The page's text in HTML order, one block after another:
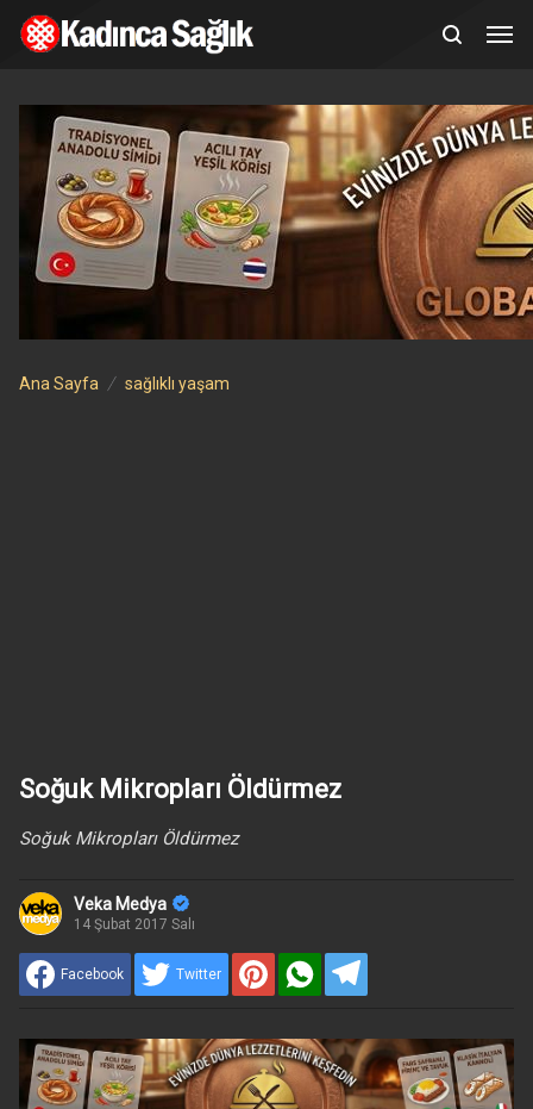
Ana Sayfa sağlıklı yaşam
Soğuk Mikropları Öldürmez
Soğuk Mikropları Öldürmez
Veka Medya
14 Şubat 2017 Salı
Facebook Twitter